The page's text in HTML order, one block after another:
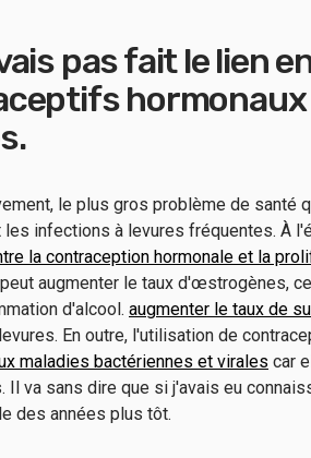
pas fait le lien
le plus gros problème de santé
les infections à levures fréquentes. À
la contraception hormonale et la
augmenter le taux d'œstrogènes,
d'alcool. augmenter le taux de
En outre, l'utilisation de
maladies bactériennes et virales car
Il va sans dire que si j'avais eu
des années plus tôt.